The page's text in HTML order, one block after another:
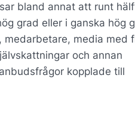
bland annat att runt
grad eller i ganska hög
medarbetare, media med
och annan
kopplade till